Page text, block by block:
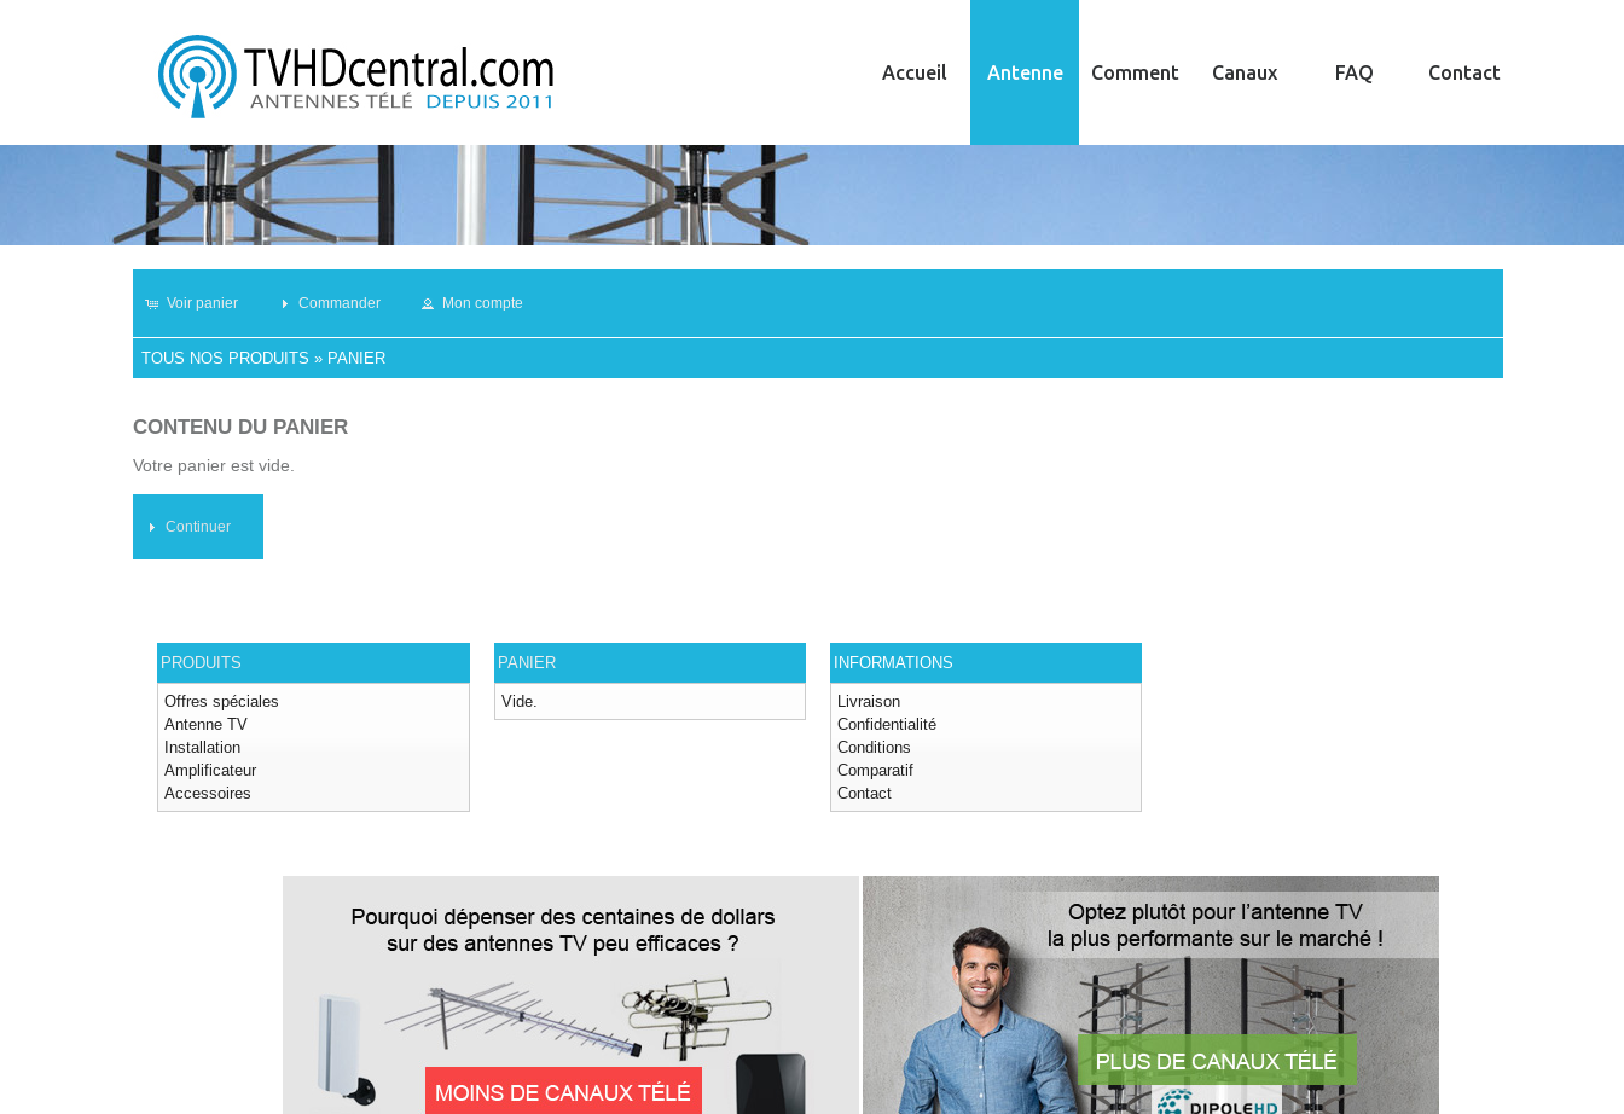
Accueil Antenne Comment Canaux FAQ Contact
Voir panier Commander Mon compte
TOUS NOS PRODUITS » PANIER
CONTENU DU PANIER
Votre panier est vide.
Continuer
PRODUITS
Offres spéciales
Antenne TV
Installation
Amplificateur
Accessoires
PANIER
Vide.
INFORMATIONS
Livraison
Confidentialité
Conditions
Comparatif
Contact